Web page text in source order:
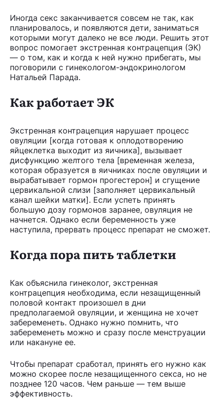
Иногда секс заканчивается совсем не так, как
планировалось, и появляются дети, заниматься
которыми могут далеко не все люди. Решить этот
вопрос помогает экстренная контрацепция (ЭК)
— о том, как и когда к ней нужно прибегать, мы
поговорили с гинекологом-эндокринологом
Натальей Парада.
Как работает ЭК
Экстренная контрацепция нарушает процесс
овуляции [когда готовая к оплодотворению
яйцеклетка выходит из яичника], вызывает
дисфункцию желтого тела [временная железа,
которая образуется в яичниках после овуляции и
вырабатывает гормон прогестерон] и сгущение
цервикальной слизи [заполняет цервикальный
канал шейки матки]. Если успеть принять
большую дозу гормонов заранее, овуляция не
начнется. Однако если беременность уже
наступила, прервать процесс препарат не сможет.
Когда пора пить таблетки
Как объяснила гинеколог, экстренная
контрацепция необходима, если незащищенный
половой контакт произошел в дни
предполагаемой овуляции, и женщина не хочет
забеременеть. Однако нужно помнить, что
забеременеть можно и сразу после менструации
или накануне ее.
Чтобы препарат сработал, принять его нужно как
можно скорее после незащищенного секса, но не
позднее 120 часов. Чем раньше — тем выше
эффективность.